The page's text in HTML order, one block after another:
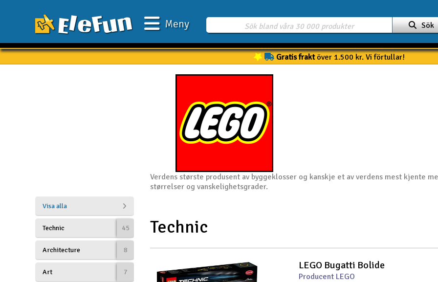
Båtar
Drönare för FPV
Sök
Meny
Gratis fraktöver 1.500 kr. Vi förtullar!
Verdens største produsent av byggeklosser og kanskje et av verdens mest kjente
størrelser og vanskelighetsgrader.
Visa alla
Technic 45
Architecture 8
Art 7
Technic
LEGO Bugatti Bolide
Producent LEGO